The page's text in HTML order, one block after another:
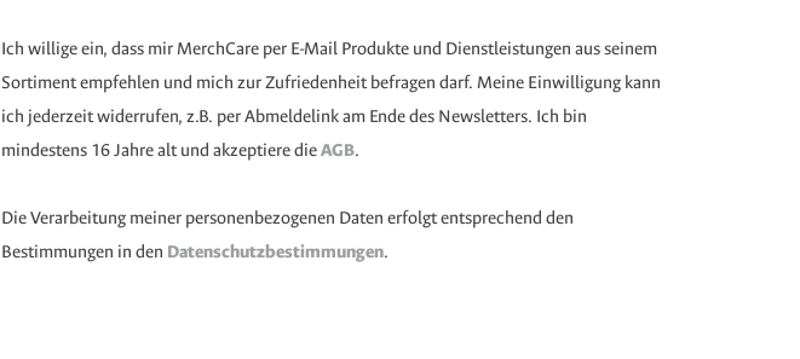
Ich willige ein, dass mir MerchCare per E-Mail Produkte und Dienstleistungen aus seinem
Sortiment empfehlen und mich zur Zufriedenheit befragen darf. Meine Einwilligung kann
ich jederzeit widerrufen, z.B. per Abmeldelink am Ende des Newsletters. Ich bin
mindestens 16 Jahre alt und akzeptiere dieAGB.
Die Verarbeitung meiner personenbezogenen Daten erfolgt entsprechend den
Bestimmungen in den Datenschutzbestimmungen.